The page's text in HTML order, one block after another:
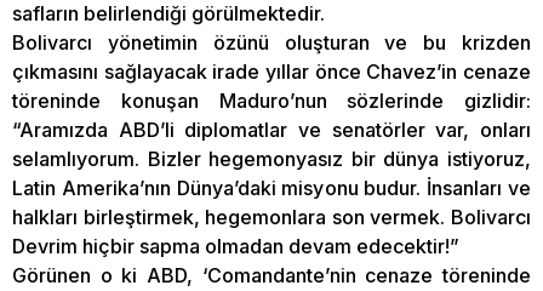
safların belirlendiği görülmektedir.
Bolivarcı yönetimin özünü oluşturan ve bu krizden
çıkmasını sağlayacak irade yıllar önce Chavez’in cenaze
töreninde konuşan Maduro’nun sözlerinde gizlidir:
“Aramızda ABD’li diplomatlar ve senatörler var, onları
selamlıyorum. Bizler hegemonyasız bir dünya istiyoruz,
Latin Amerika’nın Dünya’daki misyonu budur. İnsanları ve
halkları birleştirmek, hegemonlara son vermek. Bolivarcı
Devrim hiçbir sapma olmadan devam edecektir!”
Görünen o ki ABD, ‘Comandante’nin cenaze töreninde